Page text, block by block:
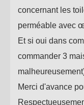
concernant les
perméable avec
Et si oui dans
commander 3
Merci d'avance